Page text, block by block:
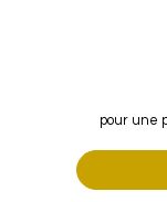
pour une